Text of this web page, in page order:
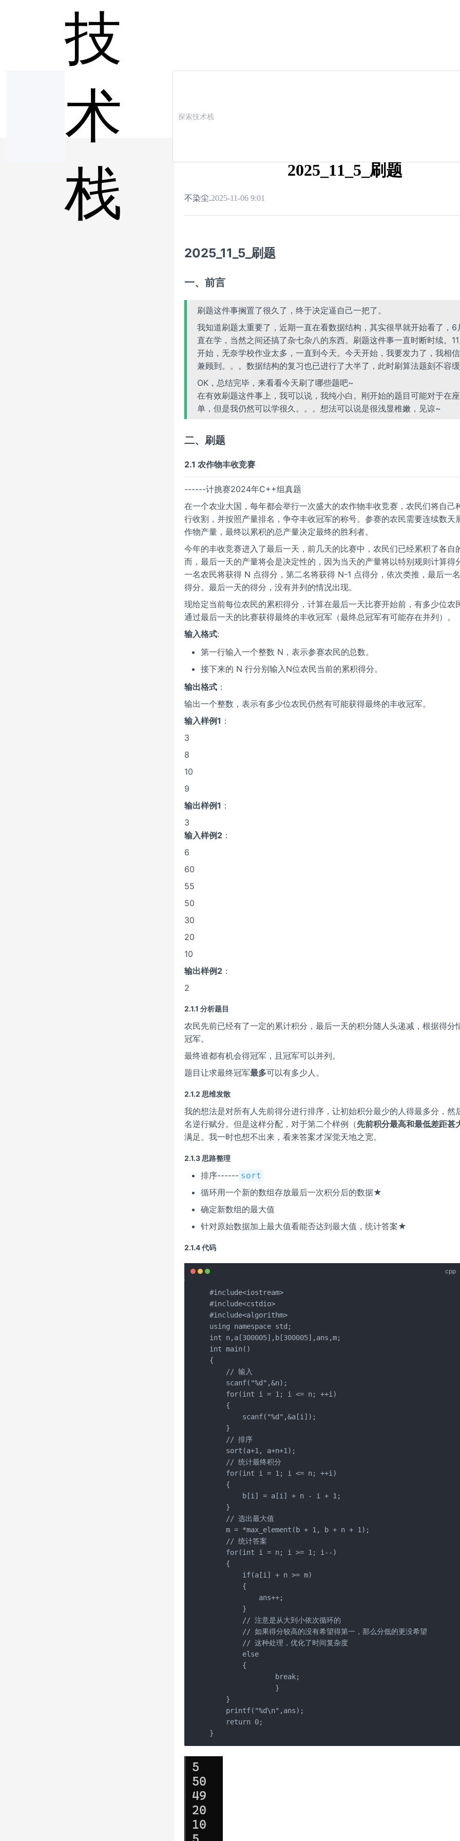
技
术
栈
2025_11_5_刷题
不染尘.2025-11-06 9:01
2025_11_5_刷题
一、前言
刷题这件事搁置了很久了，终于决定逼自己一把了。
我知道刷题太重要了，近期一直在看数据结构，其实很早就开始看了，6
直在学，当然之间还搞了杂七杂八的东西。刷题这件事一直时断时续。
开始，无奈学校作业太多，一直到今天。今天开始，我要发力了，我相
兼顾到。。。数据结构的复习也已进行了大半了，此时刷算法题刻不容
OK，总结完毕，来看看今天刷了哪些题吧~
在有效刷题这件事上，我可以说，我纯小白。刚开始的题目可能对于在
单，但是我仍然可以学很久。。。想法可以说是很浅显稚嫩，见谅~
二、刷题
2.1 农作物丰收竞赛
------计挑赛2024年C++组真题
在一个农业大国，每年都会举行一次盛大的农作物丰收竞赛，农民们将自己
行收割，并按照产量排名，争夺丰收冠军的称号。参赛的农民需要连续数天
作物产量，最终以累积的总产量决定最终的胜利者。
今年的丰收竞赛进入了最后一天，前几天的比赛中，农民们已经累积了各自
而，最后一天的产量将会是决定性的，因为当天的产量将以特别规则计算得
一名农民将获得 N 点得分，第二名将获得 N-1 点得分，依次类推，最后一
得分。最后一天的得分，没有并列的情况出现。
现给定当前每位农民的累积得分，计算在最后一天比赛开始前，有多少位农
通过最后一天的比赛获得最终的丰收冠军（最终总冠军有可能存在并列）。
输入格式:
第一行输入一个整数 N，表示参赛农民的总数。
接下来的 N 行分别输入N位农民当前的累积得分。
输出格式 ：
输出一个整数，表示有多少位农民仍然有可能获得最终的丰收冠军。
输入样例1 ：
3
8
10
9
输出样例1 ：
3
输入样例2 ：
6
60
55
50
30
20
10
输出样例2 ：
2
2.1.1 分析题目
农民先前已经有了一定的累计积分，最后一天的积分随人头递减，根据得分
冠军。
最终谁都有机会得冠军，且冠军可以并列。
题目让求最终冠军最多可以有多少人。
2.1.2 思维发散
我的想法是对所有人先前得分进行排序，让初始积分最少的人得最多分，然
名逆行赋分。但是这样分配，对于第二个样例（先前积分最高和最低差距甚
满足。我一时也想不出来，看来答案才深觉天地之宽。
2.1.3 思路整理
排序------ sort
循环用一个新的数组存放最后一次积分后的数据★
确定新数组的最大值
针对原始数据加上最大值看能否达到最大值，统计答案★
2.1.4 代码
cpp
#include<iostream>
#include<cstdio>
#include<algorithm>
using namespace std;
int n,a[300005],b[300005],ans,m;
int main()
{
    // 输入
    scanf("%d",&n);
    for(int i = 1; i <= n; ++i)
    {
        scanf("%d",&a[i]);
    }
    // 排序
    sort(a+1, a+n+1);
    // 统计最终积分
    for(int i = 1; i <= n; ++i)
    {
        b[i] = a[i] + n - i + 1;
    }
    // 选出最大值
    m = *max_element(b + 1, b + n + 1);
    // 统计答案
    for(int i = n; i >= 1; i--)
    {
        if(a[i] + n >= m)
        {
            ans++;
        }
        // 注意是从大到小依次循环的
        // 如果得分较高的没有希望得第一，那么分低的更没希望
        // 这种处理，优化了时间复杂度
        else
        {
    }
    printf("%d\n",ans);
    return 0;
}